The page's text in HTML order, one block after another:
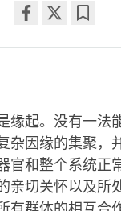
缘起。没有一法
杂因缘的集聚，
官和整个系统正
切关怀以及所